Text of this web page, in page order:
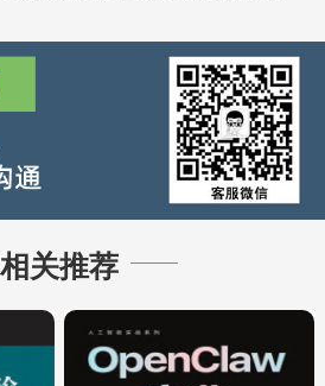
相关推荐